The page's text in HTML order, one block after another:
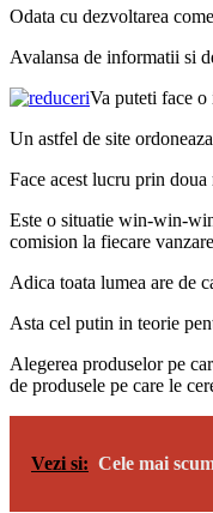
Odata cu dezvoltarea
Avalansa de informatii si
Va puteti face o
Un astfel de site
Face acest lucru prin
Este o situatie win-win-
comision la fiecare
Adica toata lumea are de
Asta cel putin in teorie
Alegerea produselor pe
de produsele pe care le
Vezi si: Cele mai